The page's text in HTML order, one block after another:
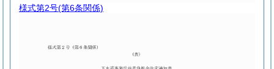
様式第2号(第6条関係)